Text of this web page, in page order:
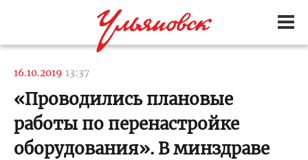
16.10.2019 13:37
«Проводились плановые
работы по перенастройке
оборудования». В минздраве